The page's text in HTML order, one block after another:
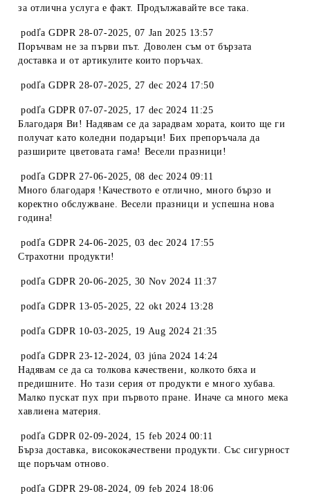
за отлична услуга е факт. Продължавайте все така.
podľaGDPR 28-07-2025, 07 Jan 2025 13:57
Поръчвам не за първи път. Доволен съм от бързата
доставка и от артикулите които поръчах.
podľaGDPR 28-07-2025, 27 dec 2024 17:50
podľaGDPR 07-07-2025, 17 dec 2024 11:25
Благодаря Ви! Надявам се да зарадвам хората, които ще ги
получат като коледни подаръци! Бих препоръчала да
разширите цветовата гама! Весели празници!
podľaGDPR 27-06-2025, 08 dec 2024 09:11
Много благодаря !Качеството е отлично, много бързо и
коректно обслужване. Весели празници и успешна нова
година!
podľaGDPR 24-06-2025, 03 dec 2024 17:55
Страхотни продукти!
podľaGDPR 20-06-2025, 30 Nov 2024 11:37
podľaGDPR 13-05-2025, 22 okt 2024 13:28
podľaGDPR 10-03-2025, 19 Aug 2024 21:35
podľaGDPR 23-12-2024, 03 júna 2024 14:24
Надявам се да са толкова качествени, колкото бяха и
предишните. Но тази серия от продукти е много хубава.
Малко пускат пух при първото пране. Иначе са много мека
хавлиена материя.
podľaGDPR 02-09-2024, 15 feb 2024 00:11
Бърза доставка, висококачествени продукти. Със сигурност
ще поръчам отново.
podľaGDPR 29-08-2024, 09 feb 2024 18:06